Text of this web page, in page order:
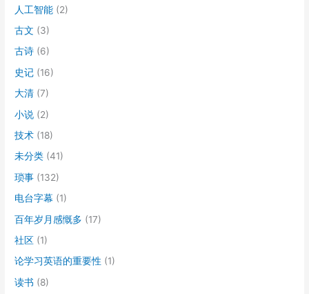
人工智能 (2)
古文 (3)
古诗 (6)
史记 (16)
大清 (7)
小说 (2)
技术 (18)
未分类 (41)
琐事 (132)
电台字幕 (1)
百年岁月感慨多 (17)
社区 (1)
论学习英语的重要性 (1)
读书 (8)